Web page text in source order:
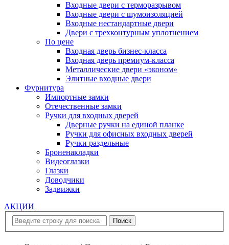
Входные двери с терморазрывом
Входные двери с шумоизоляцией
Входные нестандартные двери
Двери с трехконтурным уплотнением
По цене
Входная дверь бизнес-класса
Входная дверь премиум-класса
Металлические двери «эконом»
Элитные входные двери
Фурнитура
Импортные замки
Отечественные замки
Ручки для входных дверей
Дверные ручки на единой планке
Ручки для офисных входных дверей
Ручки раздельные
Броненакладки
Видеоглазки
Глазки
Доводчики
Задвижки
АКЦИИ